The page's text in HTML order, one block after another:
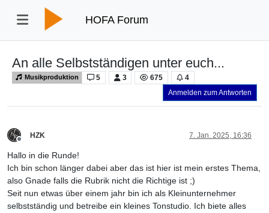
HOFA Forum
An alle Selbstständigen unter euch...
Musikproduktion 5 3 675
4
Anmelden zum Antworten
HZK 7. Jan. 2025, 16:36
Hallo in die Runde!
Ich bin schon länger dabei aber das ist hier ist mein erstes Thema,
also Gnade falls die Rubrik nicht die Richtige ist ;)
Seit nun etwas über einem jahr bin ich als Kleinunternehmer
selbstständig und betreibe ein kleines Tonstudio. Ich biete alles